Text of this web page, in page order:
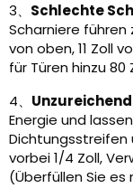
3、 Schlechte
Scharniere führen
von oben, 11 Zoll
für Türen hinzu 80
4、
Energie und
Dichtungsstreifen
vorbei 1/4 Zoll,
(Überfüllen Sie